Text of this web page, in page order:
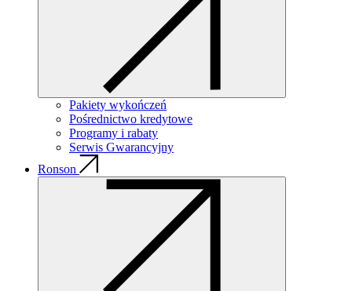
Pakiety wykończeń
Pośrednictwo kredytowe
Programy i rabaty
Serwis Gwarancyjny
Ronson